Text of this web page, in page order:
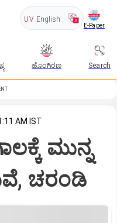
UV English
E-Paper
ಹೊಂಗಿರಣ Search
AM IST
ಮುನ್ನ
ಚರಂಡಿ